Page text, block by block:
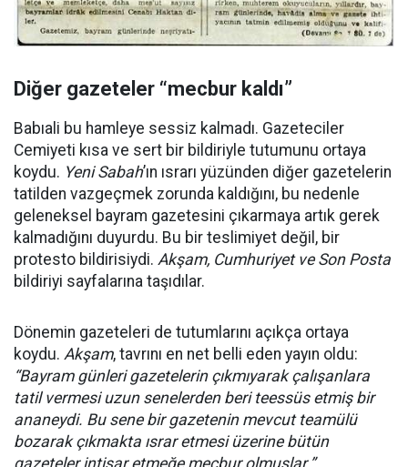
Diğer gazeteler “mecbur kaldı”
Babıali bu hamleye sessiz kalmadı. Gazeteciler
Cemiyeti kısa ve sert bir bildiriyle tutumunu ortaya
koydu. Yeni Sabah’ın ısrarı yüzünden diğer gazetelerin
tatilden vazgeçmek zorunda kaldığını, bu nedenle
geleneksel bayram gazetesini çıkarmaya artık gerek
kalmadığını duyurdu. Bu bir teslimiyet değil, bir
protesto bildirisiydi. Akşam, Cumhuriyet ve Son Posta
bildiriyi sayfalarına taşıdılar.
Dönemin gazeteleri de tutumlarını açıkça ortaya
koydu. Akşam, tavrını en net belli eden yayın oldu:
“Bayram günleri gazetelerin çıkmıyarak çalışanlara
tatil vermesi uzun senelerden beri teessüs etmiş bir
ananeydi. Bu sene bir gazetenin mevcut teamülü
bozarak çıkmakta ısrar etmesi üzerine bütün